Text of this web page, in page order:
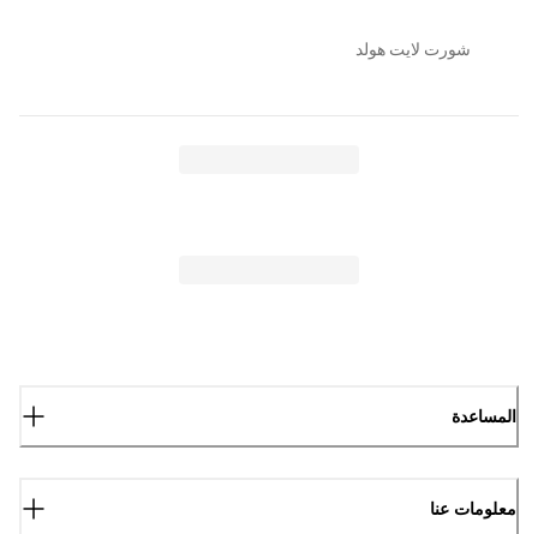
شورت لايت هولد
المساعدة
معلومات عنا